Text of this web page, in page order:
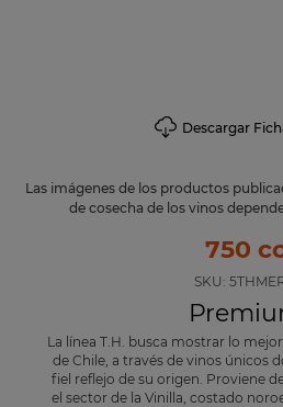
Descargar
Las imágenes de los productos
de cosecha de los vinos
750
SKU:
La línea T.H. busca mostrar lo
de Chile, a través de vinos únicos
fiel reflejo de su origen. Proviene
el sector de la Vinilla, costado